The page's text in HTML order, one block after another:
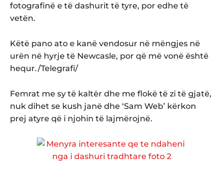
fotografinë e të dashurit të tyre, por edhe të
vetën.
Këtë pano ato e kanë vendosur në mëngjes në
urën në hyrje të Newcasle, por që më vonë është
hequr./Telegrafi/
Femrat me sy të kaltër dhe me flokë të zi të gjatë,
nuk dihet se kush janë dhe ‘Sam Web’ kërkon
prej atyre që i njohin të lajmërojnë.